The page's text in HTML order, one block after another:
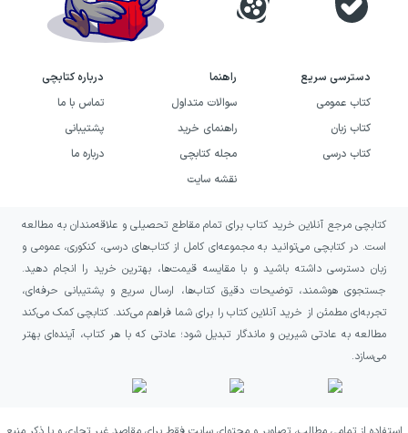
دسترسی سریع
کتاب عمومی
کتاب زبان
کتاب درسی
راهنما
سوالات متداول
راهنمای خرید
مجله کتابچی
نقشه سایت
درباره کتابچی
تماس با ما
پشتیبانی
درباره ما
کتابچی مرجع آنلاین خرید کتاب برای تمام مقاطع تحصیلی و علاقه‌مندان به مطالعه
است. در کتابچی می‌توانید به مجموعه‌ای کامل از کتاب‌های درسی، کنکوری، عمومی و
زبان دسترسی داشته باشید و با مقایسه قیمت‌ها، بهترین خرید را انجام دهید.
جستجوی هوشمند، توضیحات دقیق کتاب‌ها، ارسال سریع و پشتیبانی حرفه‌ای،
تجربه‌ای مطمئن از خرید آنلاین کتاب را برای شما فراهم می‌کند. کتابچی کمک می‌کند
مطالعه به عادتی شیرین و ماندگار تبدیل شود؛ عادتی که با هر کتاب، آینده‌ای بهتر
می‌سازد.